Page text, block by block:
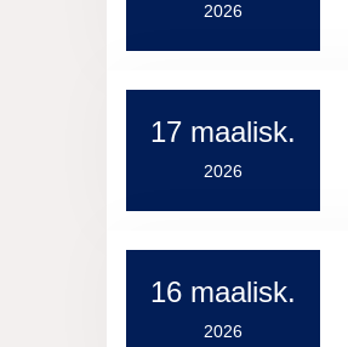
2026
17 maalisk.
2026
16 maalisk.
2026